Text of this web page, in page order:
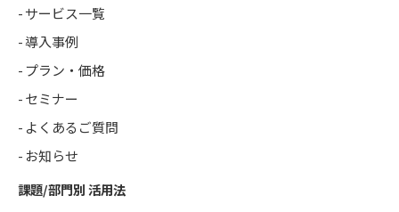
サービス一覧
導入事例
プラン・価格
セミナー
よくあるご質問
お知らせ
課題/部門別 活用法